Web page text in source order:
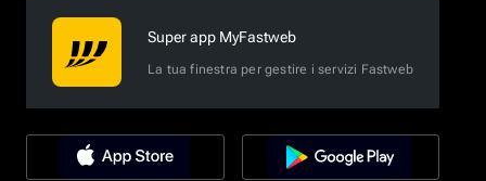
Super app MyFastweb
La tua finestra per gestire i servizi Fastweb